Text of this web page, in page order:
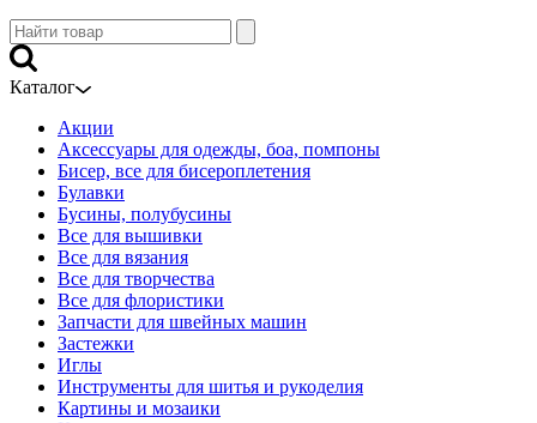
Каталог
Акции
Аксессуары для одежды, боа, помпоны
Бисер, все для бисероплетения
Булавки
Бусины, полубусины
Все для вышивки
Все для вязания
Все для творчества
Все для флористики
Запчасти для швейных машин
Застежки
Иглы
Инструменты для шитья и рукоделия
Картины и мозаики